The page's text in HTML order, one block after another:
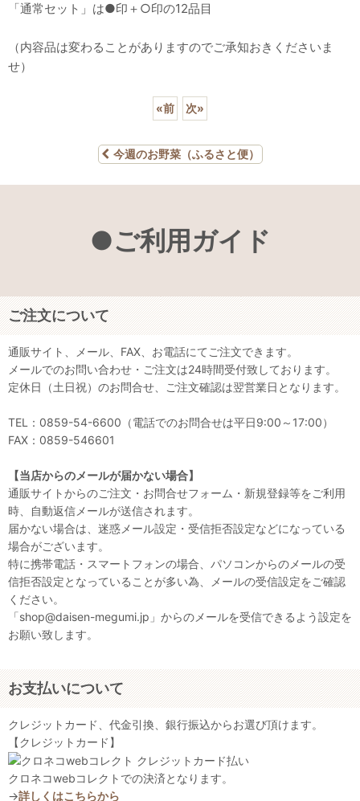
「通常セット」は●印＋○印の12品目
（内容品は変わることがありますのでご承知おきくださいま
せ）
«前 次»
今週のお野菜（ふるさと便）
●ご利用ガイド
ご注文について
通販サイト、メール、FAX、お電話にてご注文できます。
メールでのお問い合わせ・ご注文は24時間受付致しております。
定休日（土日祝）のお問合せ、ご注文確認は翌営業日となります。
TEL：0859-54-6600（電話でのお問合せは平日9:00～17:00）
FAX：0859-546601
【当店からのメールが届かない場合】
通販サイトからのご注文・お問合せフォーム・新規登録等をご利用
時、自動返信メールが送信されます。
届かない場合は、迷惑メール設定・受信拒否設定などになっている
場合がございます。
特に携帯電話・スマートフォンの場合、パソコンからのメールの受
信拒否設定となっていることが多い為、メールの受信設定をご確認
ください。
「shop@daisen-megumi.jp」からのメールを受信できるよう設定を
お願い致します。
お支払いについて
クレジットカード、代金引換、銀行振込からお選び頂けます。
【クレジットカード】
クロネコwebコレクトでの決済となります。
→詳しくはこちらから